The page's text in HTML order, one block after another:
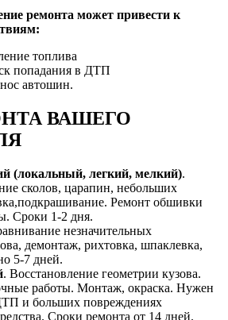
ремонта может привести к
топлива
попадания в ДТП
автошин.
ВАШЕГО
(локальный, легкий, мелкий).
сколов, царапин, небольших
Ремонт обшивки
Сроки 1-2 дня.
незначительных
демонтаж, рихтовка, шпаклевка,
5-7 дней.
. Восстановление геометрии кузова.
работы. Монтаж, окраска. Нужен
и больших повреждениях
Сроки ремонта от 14 дней.